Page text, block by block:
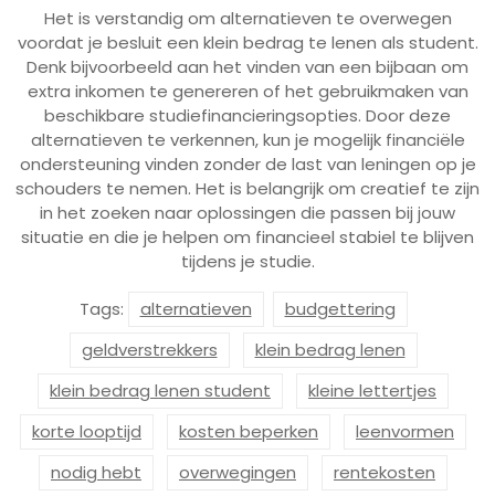
Het is verstandig om alternatieven te overwegen
voordat je besluit een klein bedrag te lenen als student.
Denk bijvoorbeeld aan het vinden van een bijbaan om
extra inkomen te genereren of het gebruikmaken van
beschikbare studiefinancieringsopties. Door deze
alternatieven te verkennen, kun je mogelijk financiële
ondersteuning vinden zonder de last van leningen op je
schouders te nemen. Het is belangrijk om creatief te zijn
in het zoeken naar oplossingen die passen bij jouw
situatie en die je helpen om financieel stabiel te blijven
tijdens je studie.
Tags: alternatieven
budgettering
geldverstrekkers
klein bedrag lenen
klein bedrag lenen student
kleine lettertjes
korte looptijd
kosten beperken
leenvormen
nodig hebt
overwegingen
rentekosten